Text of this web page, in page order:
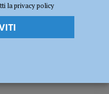
del fuoco e Metronotte
nella notte,
la privacy policy